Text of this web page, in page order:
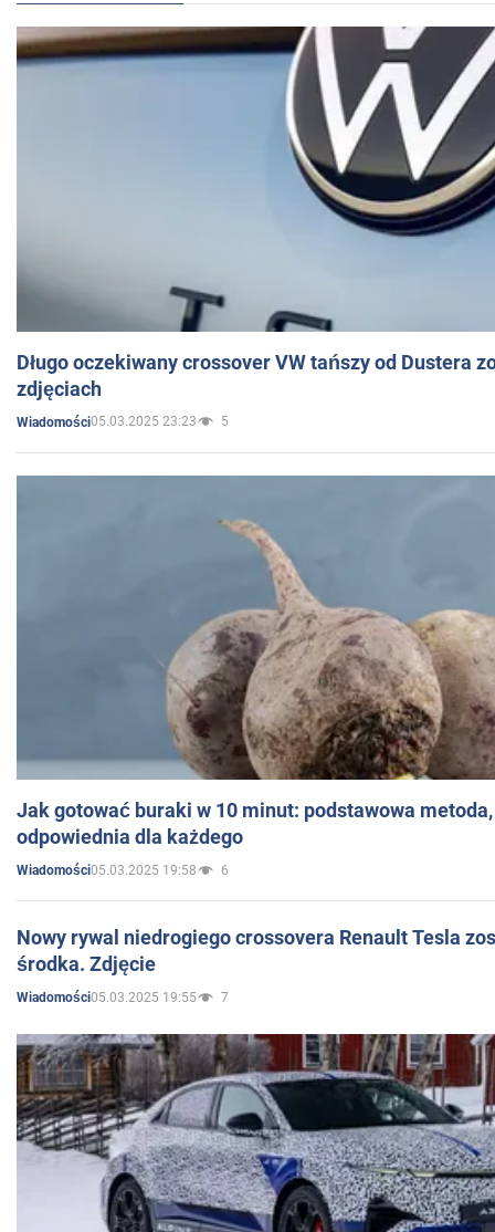
Długo oczekiwany crossover VW tańszy od Dustera
zdjęciach
Wiadomości05.03.2025 23:23 5
Jak gotować buraki w 10 minut: podstawowa
odpowiednia dla każdego
Wiadomości05.03.2025 19:58 6
Nowy rywal niedrogiego crossovera Renault Tesla
środka. Zdjęcie
Wiadomości05.03.2025 19:55 7